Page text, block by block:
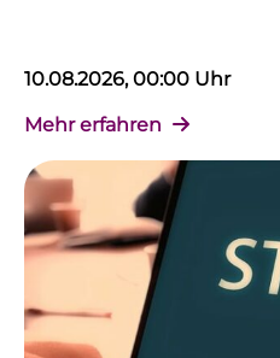
10.08.2026, 00:00 Uhr
Mehr erfahren